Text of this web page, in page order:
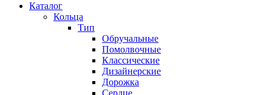
Каталог
Кольца
Тип
Обручальные
Помолвочные
Классические
Дизайнерские
Дорожка
Сердце